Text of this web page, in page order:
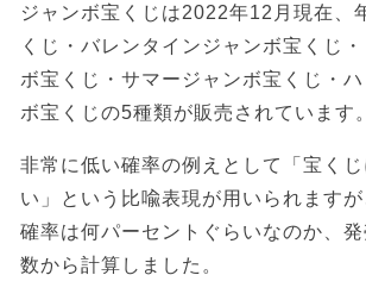
ジャンボ宝くじは2022年12月現在、
くじ・バレンタインジャンボ宝くじ
ボ宝くじ・サマージャンボ宝くじ・
ボ宝くじの5種類が販売されています。
非常に低い確率の例えとして「宝く
い」という比喩表現が用いられます
確率は何パーセントぐらいなのか、
数から計算しました。